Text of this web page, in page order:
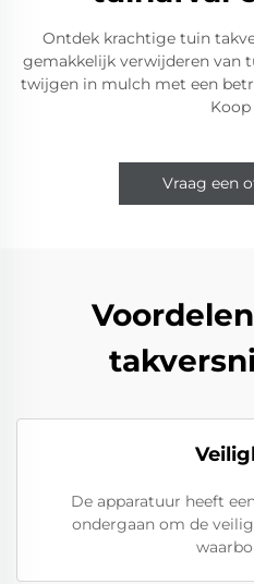
Ontdek krachtige tuin
gemakkelijk verwijderen van
twijgen in mulch met een
Koop
Vraag een
De apparatuur heeft
ondergaan om de